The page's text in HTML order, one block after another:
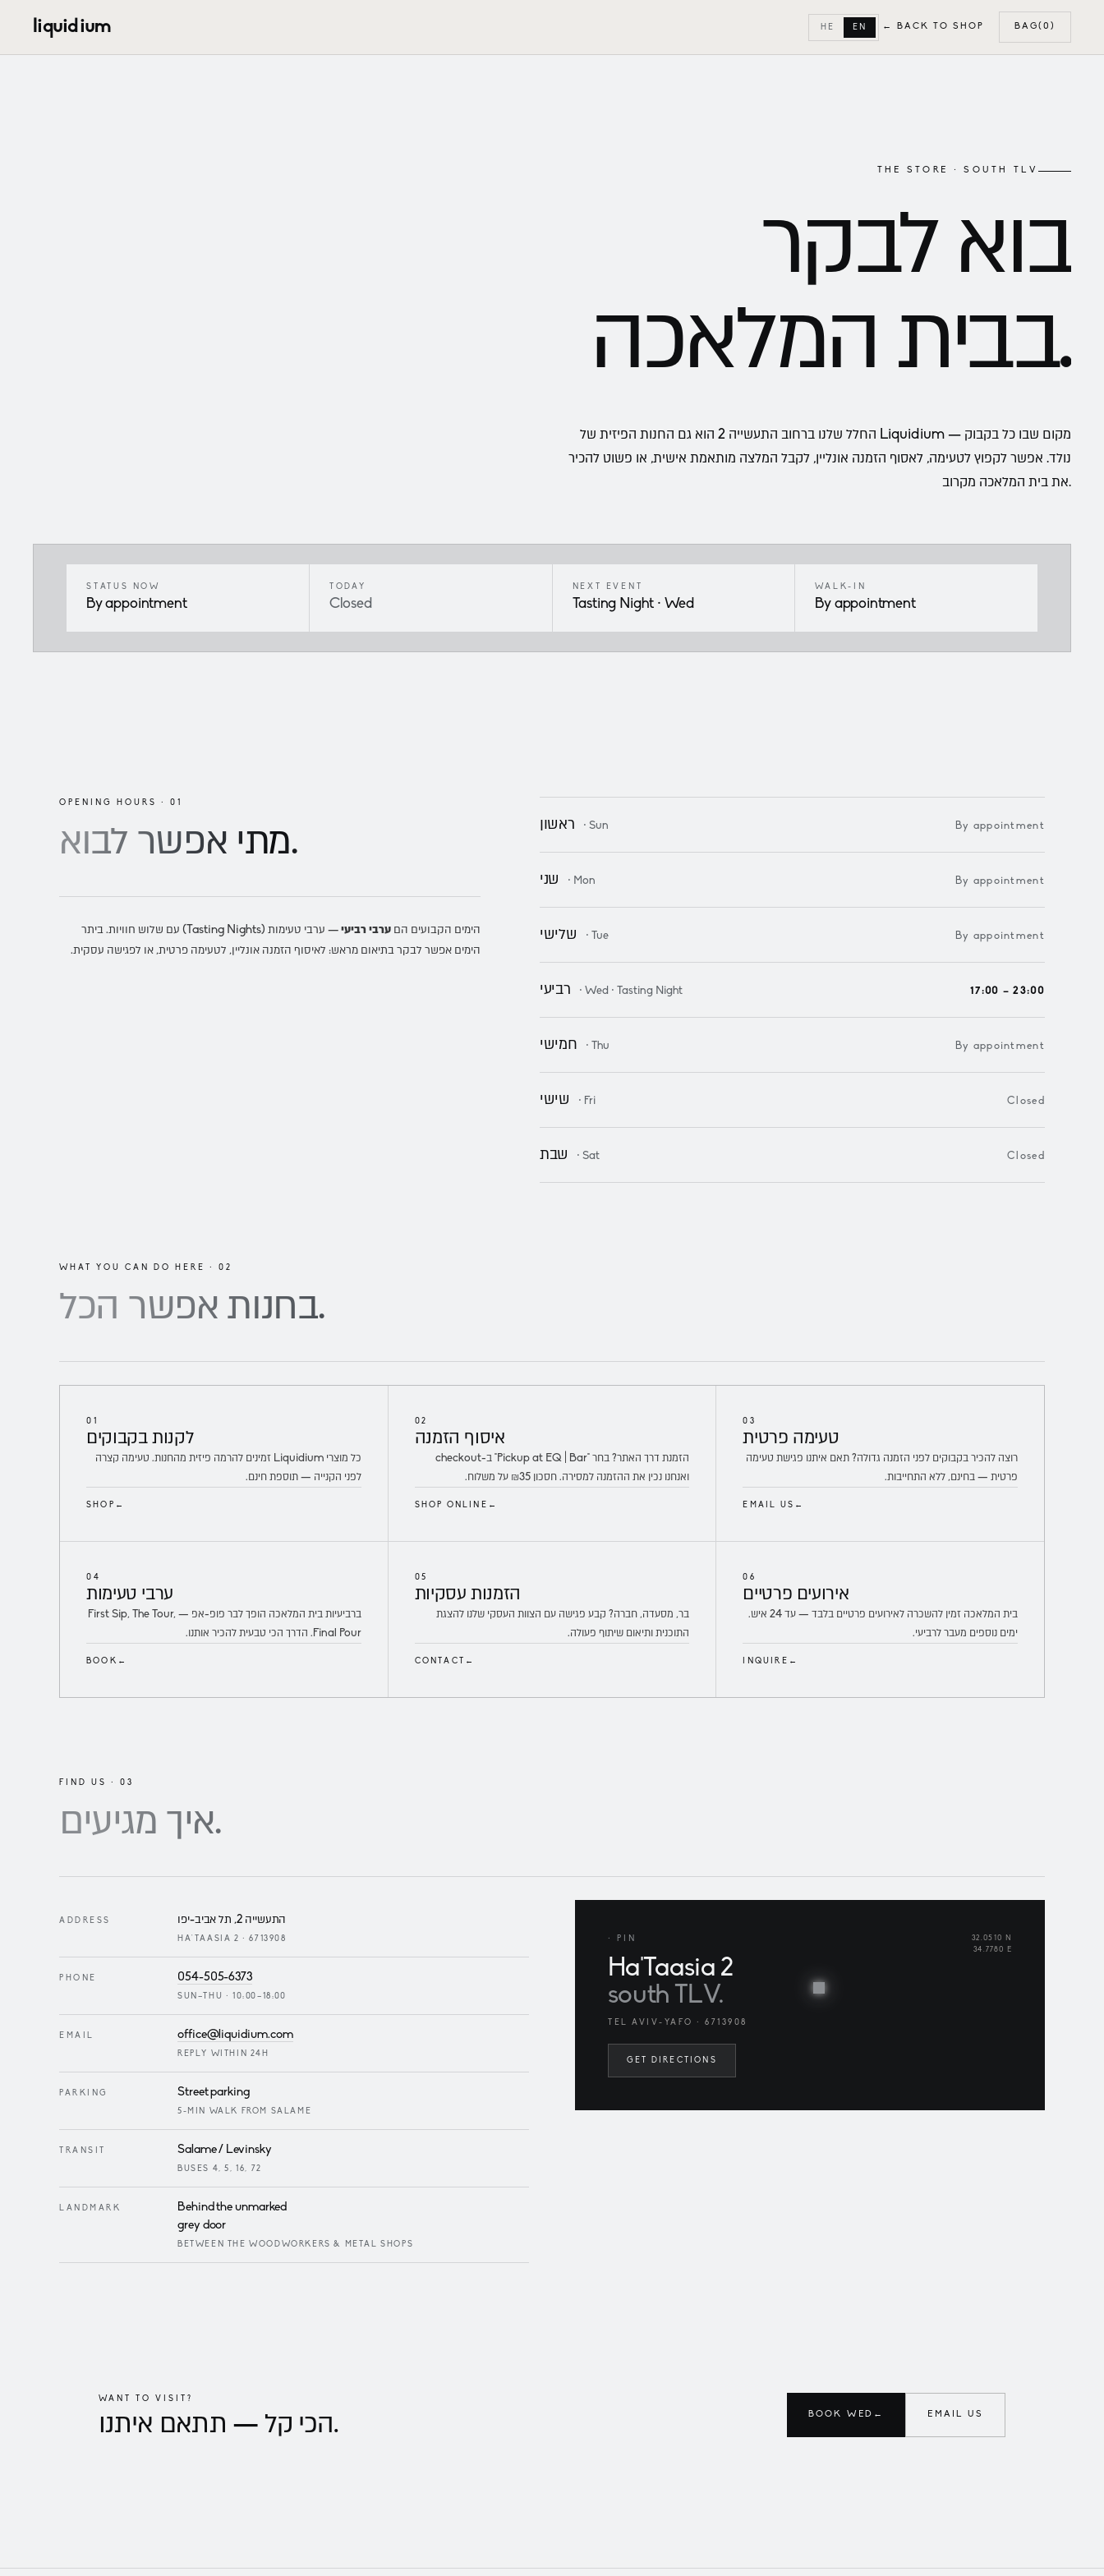
liquidium HE EN ← BACK TO SHOP BAG(0)
THE STORE · SOUTH TLV
בואלבקר
בבית המלאכה.
החלל שלנו ברחוב התעשייה 2 הוא גם החנות הפיזית של Liquidium — מקום שבו כל בקבוק
נולד. אפשר לקפוץ לטעימה, לאסוף הזמנה אונליין, לקבל המלצה מותאמת אישית, או פשוט להכיר
את בית המלאכה מקרוב.
STATUS NOW
By appointment
TODAY
Closed
NEXT EVENT
Tasting Night · Wed
WALK-IN
By appointment
OPENING HOURS · 01
מתי אפשרלבוא.
הימים הקבועים הםערבי רביעי
— ערבי טעימות (Tasting Nights) עם שלוש חוויות. ביתר
הימים אפשר לבקר בתיאום מראש: לאיסוף הזמנה אונליין, לטעימה פרטית, או לפגישה עסקית.
ראשון · Sun By appointment
שני · Mon By appointment
שלישי · Tue By appointment
רביעי · Wed · Tasting Night 17:00 – 23:00
חמישי · Thu By appointment
שישי · Fri Closed
שבת · Sat Closed
WHAT YOU CAN DO HERE · 02
בחנות אפשרהכל.
01
לקנותבקבוקים
כל מוצרי Liquidium זמינים להרמה פיזית מהחנות. טעימה קצרה
לפני הקנייה — תוספת חינם.
SHOP ←
02
איסוף הזמנה
הזמנת דרך האתר? בחר "Pickup at EQ | Bar" ב-checkout
ואנחנו נכין את ההזמנה למסירה. חסכון ₪35 על משלוח.
SHOP ONLINE ←
03
טעימה פרטית
רוצה להכיר בקבוקים לפני הזמנה גדולה? תאם איתנו פגישת טעימה
פרטית — בחינם, ללא התחייבות.
EMAIL US ←
04
ערבי טעימות
ברביעיות בית המלאכה הופך לבר פופ-אפ — First Sip, The Tour,
Final Pour. הדרך הכי טבעית להכיר אותנו.
BOOK ←
05
הזמנות עסקיות
בר, מסעדה, חברה? קבע פגישה עם הצוות העסקי שלנו להצגת
התוכנית ותיאום שיתוף פעולה.
CONTACT ←
06
אירועים פרטיים
בית המלאכה זמין להשכרה לאירועים פרטיים בלבד — עד 24 איש.
ימים נוספים מעבר לרביעי.
INQUIRE ←
FIND US · 03
איךמגיעים.
ADDRESS התעשייה 2, תל אביב-יפו
HA'TAASIA 2 · 6713908
PHONE 054-505-6373
SUN–THU · 10:00–18:00
EMAIL office@liquidium.com
REPLY WITHIN 24H
PARKING Street parking
5-MIN WALK FROM SALAME
TRANSIT Salame / Levinsky
BUSES 4, 5, 16, 72
LANDMARK
Behind the unmarked
grey door
BETWEEN THE WOODWORKERS & METAL SHOPS
· PIN
32.0510 N
34.7780 E
Ha'Taasia 2
south TLV.
TEL AVIV-YAFO · 6713908
GET DIRECTIONS
WANT TO VISIT?
הכי קל —תתאם איתנו. BOOK WED ← EMAIL US